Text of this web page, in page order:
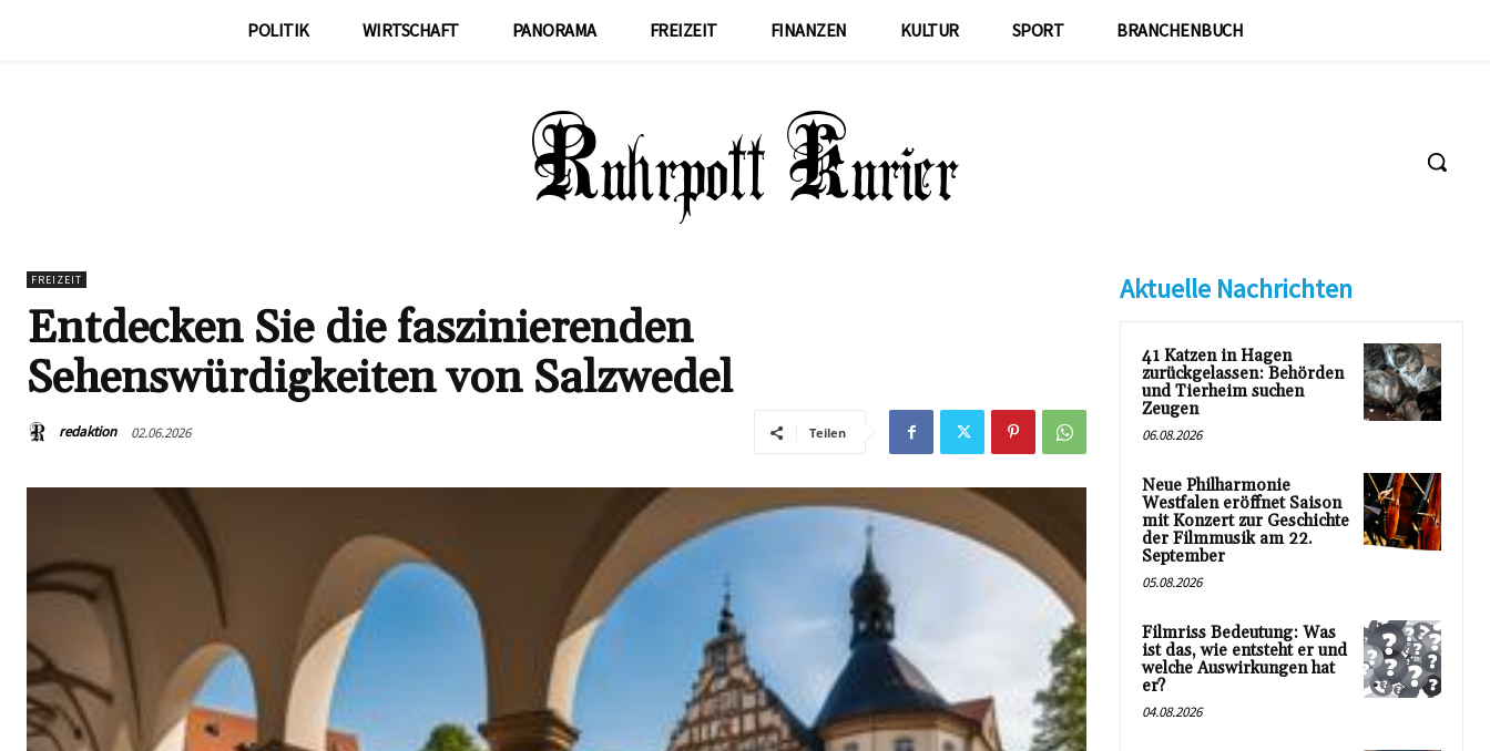
POLITIK WIRTSCHAFT PANORAMA FREIZEIT FINANZEN KULTUR SPORT BRANCHENBUCH
FREIZEIT
Entdecken Sie die faszinierenden
Sehenswürdigkeiten von Salzwedel
redaktion 02.06.2026 Teilen
Aktuelle Nachrichten
41 Katzen in Hagen
zurückgelassen: Behörden
und Tierheim suchen
Zeugen
06.08.2026
Neue Philharmonie
Westfalen eröffnet Saison
mit Konzert zur Geschichte
der Filmmusik am 22.
September
05.08.2026
Filmriss Bedeutung: Was
ist das, wie entsteht er und
welche Auswirkungen hat
er?
04.08.2026